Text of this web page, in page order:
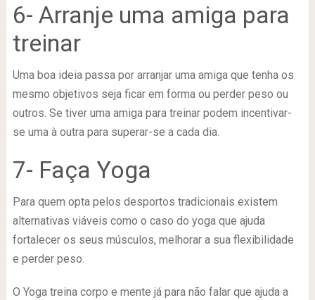
6- Arranje uma amiga para
treinar
Uma boa ideia passa por arranjar uma amiga que tenha os
mesmo objetivos seja ficar em forma ou perder peso ou
outros. Se tiver uma amiga para treinar podem incentivar-
se uma à outra para superar-se a cada dia.
7- Faça Yoga
Para quem opta pelos desportos tradicionais existem
alternativas viáveis como o caso do yoga que ajuda
fortalecer os seus músculos, melhorar a sua flexibilidade
e perder peso.
O Yoga treina corpo e mente já para não falar que ajuda a